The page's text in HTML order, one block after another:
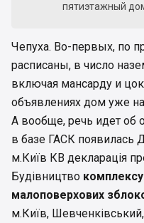
пятиэтажный
Чепуха. Во-первых, по
расписаны, в число
включая мансарду и
объявлениях дом уже
А вообще, речь идет об
в базе ГАСК появилась
м.Київ КВ декларація
Будівництво комплексу
малоповерхових
м.Київ,